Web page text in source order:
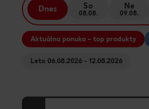
Hlavný obsah
Päta
Dnes So
08.08.
Ne
09.08.
Aktuálna ponuka – top produkty
Leto 06.08.2026 - 12.08.2026